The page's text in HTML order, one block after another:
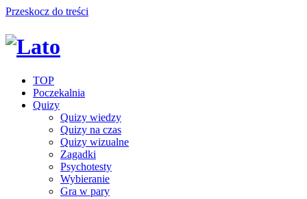
Przeskocz do treści
TOP
Poczekalnia
Quizy
Quizy wiedzy
Quizy na czas
Quizy wizualne
Zagadki
Psychotesty
Wybieranie
Gra w pary